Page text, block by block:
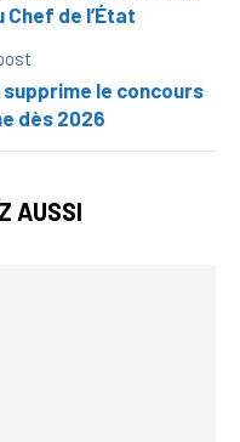
de l’État
supprime le concours
dès 2026
AUSSI